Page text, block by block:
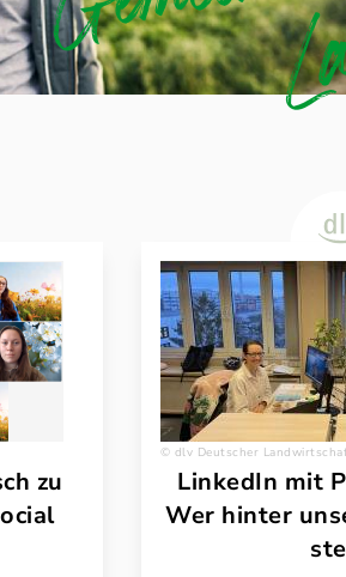
zu
dlv Deutscher
LinkedIn mit
Wer hinter